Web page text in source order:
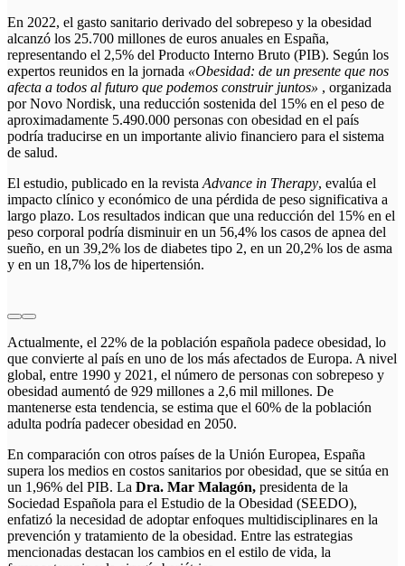
En 2022, el gasto sanitario derivado del sobrepeso y la obesidad
alcanzó los 25.700 millones de euros anuales en España,
representando el 2,5% del Producto Interno Bruto (PIB). Según los
expertos reunidos en la jornada «Obesidad: de un presente que nos
afecta a todos al futuro que podemos construir juntos» , organizada
por Novo Nordisk, una reducción sostenida del 15% en el peso de
aproximadamente 5.490.000 personas con obesidad en el país
podría traducirse en un importante alivio financiero para el sistema
de salud.
El estudio, publicado en la revista Advance in Therapy, evalúa el
impacto clínico y económico de una pérdida de peso significativa a
largo plazo. Los resultados indican que una reducción del 15% en el
peso corporal podría disminuir en un 56,4% los casos de apnea del
sueño, en un 39,2% los de diabetes tipo 2, en un 20,2% los de asma
y en un 18,7% los de hipertensión.
Actualmente, el 22% de la población española padece obesidad, lo
que convierte al país en uno de los más afectados de Europa. A nivel
global, entre 1990 y 2021, el número de personas con sobrepeso y
obesidad aumentó de 929 millones a 2,6 mil millones. De
mantenerse esta tendencia, se estima que el 60% de la población
adulta podría padecer obesidad en 2050.
En comparación con otros países de la Unión Europea, España
supera los medios en costos sanitarios por obesidad, que se sitúa en
un 1,96% del PIB. La Dra. Mar Malagón, presidenta de la
Sociedad Española para el Estudio de la Obesidad (SEEDO),
enfatizó la necesidad de adoptar enfoques multidisciplinares en la
prevención y tratamiento de la obesidad. Entre las estrategias
mencionadas destacan los cambios en el estilo de vida, la